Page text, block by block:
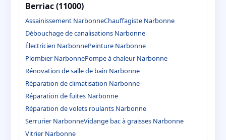
Berriac (11000)
Assainissement NarbonneChauffagiste Narbonne
Débouchage de canalisations Narbonne
Électricien NarbonnePeinture Narbonne
Plombier NarbonnePompe à chaleur Narbonne
Rénovation de salle de bain Narbonne
Réparation de climatisation Narbonne
Réparation de fuites Narbonne
Réparation de volets roulants Narbonne
Serrurier NarbonneVidange bac à graisses Narbonne
Vitrier Narbonne